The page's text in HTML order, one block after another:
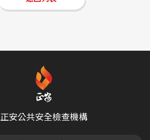
正安公共安全檢查機構